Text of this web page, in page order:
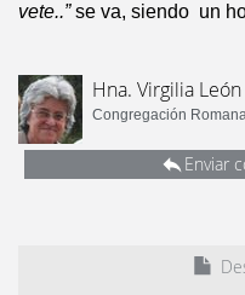
vete..”se va, siendo un
Hna. Virgilia
Congregación
Enviar